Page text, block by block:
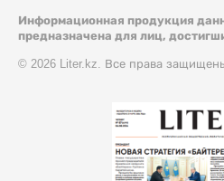
Информационная продукция
предназначена для лиц,
© 2026 Liter.kz. Все права